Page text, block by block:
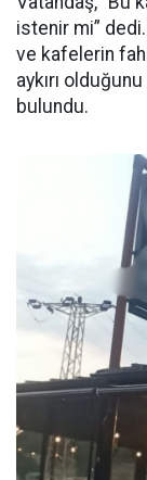
istenir mi”
ve kafelerin
aykırı
bulundu.